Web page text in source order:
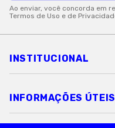
INSTITUCIONAL
INFORMAÇÕES ÚTEIS